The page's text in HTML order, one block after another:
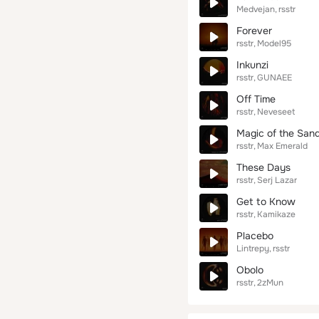
Medvejan rsstr
Forever
rsstr Model95
Inkunzi
rsstr GUNAEE
Off Time
rsstr Neveseet
Magic of the
rsstr Max Emerald
These Days
rsstr Serj Lazar
Get to Know
rsstr Kamikaze
Placebo
Lintrepy rsstr
Obolo
rsstr 2zMun